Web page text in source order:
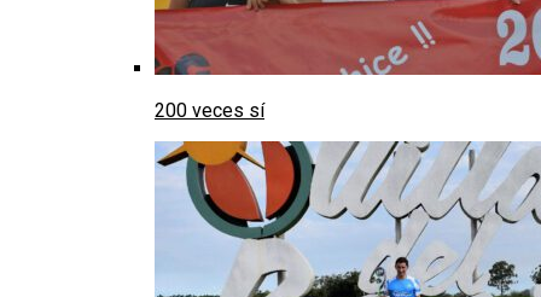
200 veces sí